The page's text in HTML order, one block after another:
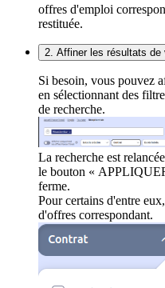
offres d'emploi
restituée.
2. Affiner les résultats de
Si besoin, vous pouvez
en sélectionnant des
de recherche.
La recherche est
le bouton «
ferme.
Pour certains d'entre
d'offres correspondant.